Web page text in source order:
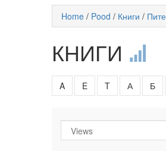
Home / Pood / Книги /
КНИГИ
A E T А Б